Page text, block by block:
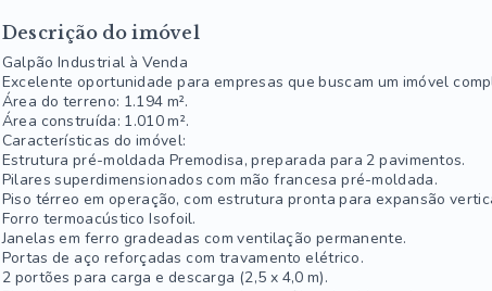
Descrição do imóvel
Galpão Industrial à Venda
Excelente oportunidade para empresas que buscam um imóvel
Área do terreno: 1.194 m².
Área construída: 1.010 m².
Características do imóvel:
Estrutura pré-moldada Premodisa, preparada para 2 pavimentos.
Pilares superdimensionados com mão francesa pré-moldada.
Piso térreo em operação, com estrutura pronta para expansão
Forro termoacústico Isofoil.
Janelas em ferro gradeadas com ventilação permanente.
Portas de aço reforçadas com travamento elétrico.
2 portões para carga e descarga (2,5 x 4,0 m).